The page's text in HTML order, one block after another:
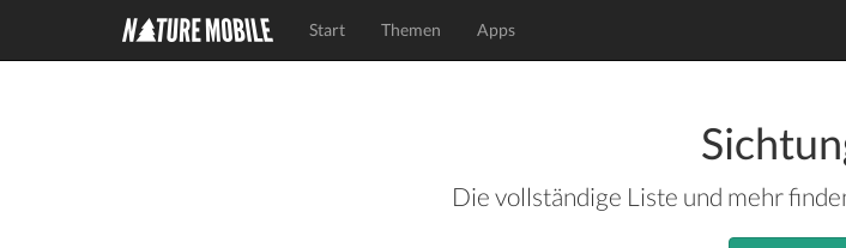
Start Themen Apps
Die vollständige Liste und mehr